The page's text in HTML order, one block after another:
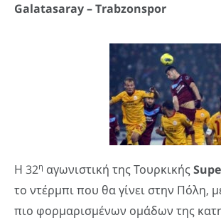
Galatasaray – Trabzonspor
Η 32η αγωνιστική της Τουρκικής
το ντέρμπι που θα γίνει στην Πόλη,
πιο φορμαρισμένων ομάδων της